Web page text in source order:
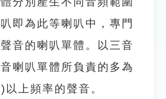
即為此等喇叭中，專門
音的喇叭單體。以三音
喇叭單體所負責的多為
上頻率的聲音。